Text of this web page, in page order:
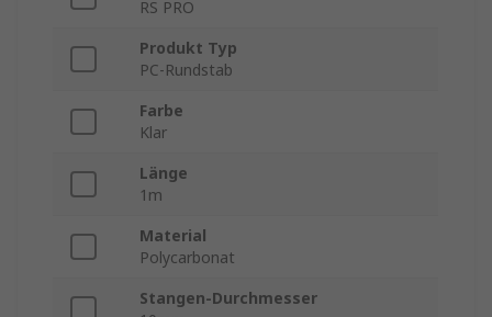
RS PRO
Produkt Typ
PC-Rundstab
Farbe
Klar
Länge
1m
Material
Polycarbonat
Stangen-Durchmesser